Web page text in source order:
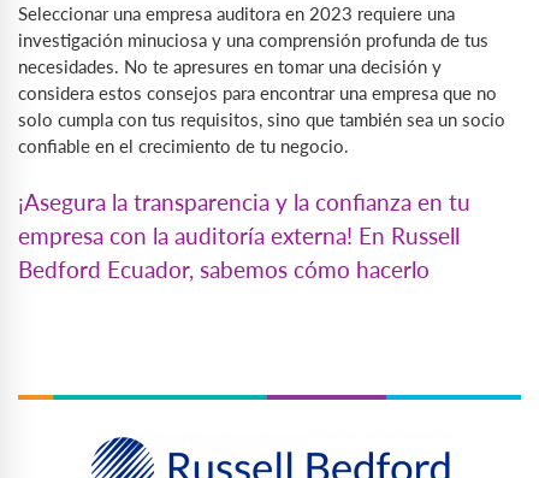
Seleccionar una empresa auditora en 2023 requiere una
investigación minuciosa y una comprensión profunda de tus
necesidades. No te apresures en tomar una decisión y
considera estos consejos para encontrar una empresa que no
solo cumpla con tus requisitos, sino que también sea un socio
confiable en el crecimiento de tu negocio.
¡Asegura la transparencia y la confianza en tu
empresa con la auditoría externa! En Russell
Bedford Ecuador, sabemos cómo hacerlo